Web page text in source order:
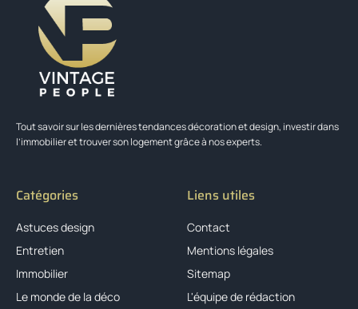
Tout savoir sur les dernières tendances décoration et design, investir dans
l’immobilier et trouver son logement grâce à nos experts.
Catégories
Astuces design
Entretien
Immobilier
Le monde de la déco
Liens utiles
Contact
Mentions légales
Sitemap
L'équipe de rédaction